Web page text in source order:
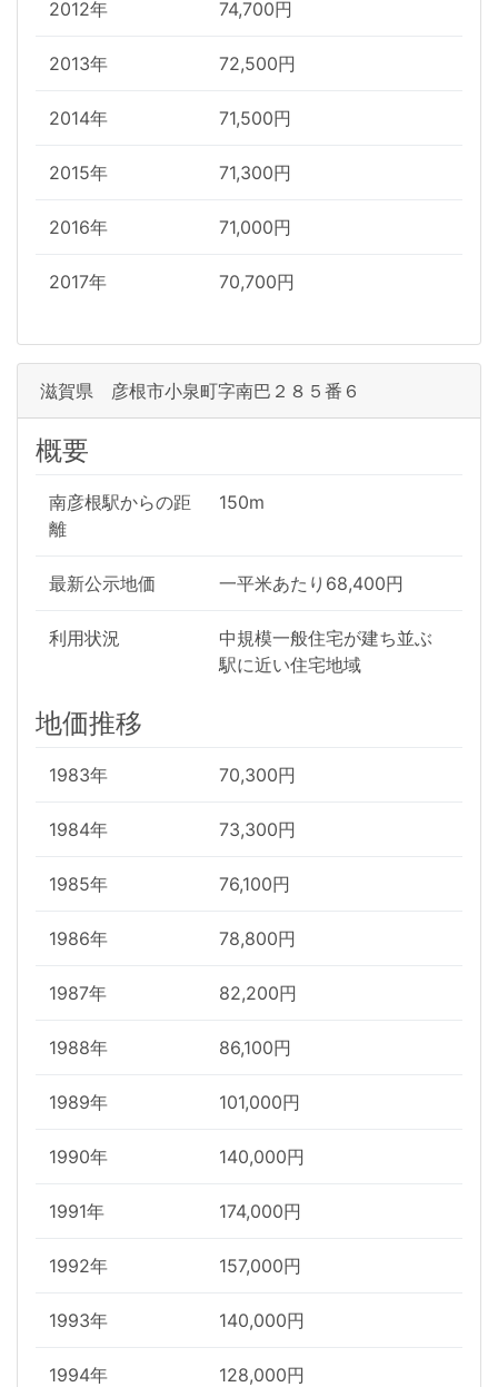
2012年 74,700円
2013年 72,500円
2014年 71,500円
2015年 71,300円
2016年 71,000円
2017年 70,700円
滋賀県 彦根市小泉町字南巴２８５番６
概要
南彦根駅からの距
離
150m
最新公示地価 一平米あたり68,400円
利用状況
中規模一般住宅が建ち並ぶ
駅に近い住宅地域
地価推移
1983年 70,300円
1984年 73,300円
1985年 76,100円
1986年 78,800円
1987年 82,200円
1988年 86,100円
1989年 101,000円
1990年 140,000円
1991年 174,000円
1992年 157,000円
1993年 140,000円
1994年 128,000円